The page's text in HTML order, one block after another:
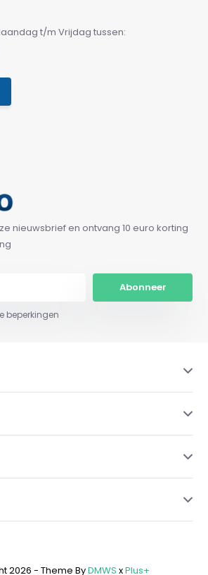
t/m Vrijdag tussen:
nieuwsbrief en ontvang 10 euro korting
Abonneer
beperkingen
2026 - Theme ByDMWS xPlus+